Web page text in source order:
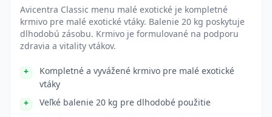
Avicentra Classic menu malé exotické je kompletné
krmivo pre malé exotické vtáky. Balenie 20 kg poskytuje
dlhodobú zásobu. Krmivo je formulované na podporu
zdravia a vitality vtákov.
Kompletné a vyvážené krmivo pre malé exotické
vtáky
Veľké balenie 20 kg pre dlhodobé použitie